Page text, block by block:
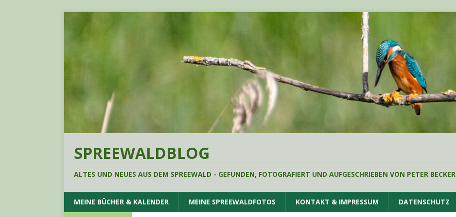
SPREEWALDBLOG
ALTES UND NEUES AUS DEM SPREEWALD - GEFUNDEN, FOTOGRAFIERT UND AUFGESCHRIEBEN VON PETER BECKER
MEINE BÜCHER & KALENDER MEINE SPREEWALDFOTOS KONTAKT & IMPRESSUM DATENSCHUTZ